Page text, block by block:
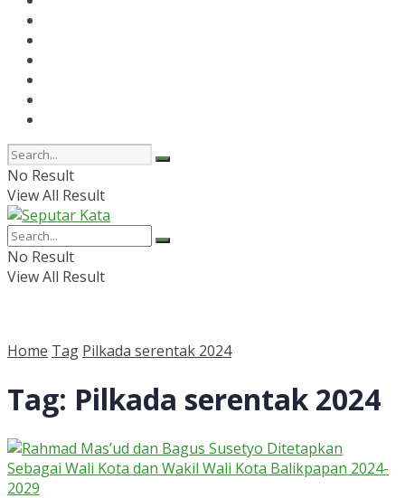
No Result
View All Result
No Result
View All Result
Home Tag Pilkada serentak 2024
Tag: Pilkada serentak 2024